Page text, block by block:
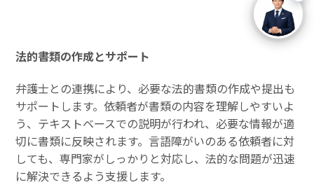
法的書類の作成とサポート
弁護士との連携により、必要な法的書類の作成や提出も
サポートします。依頼者が書類の内容を理解しやすいよ
う、テキストベースでの説明が行われ、必要な情報が適
切に書類に反映されます。言語障がいのある依頼者に対
しても、専門家がしっかりと対応し、法的な問題が迅速
に解決できるよう支援します。